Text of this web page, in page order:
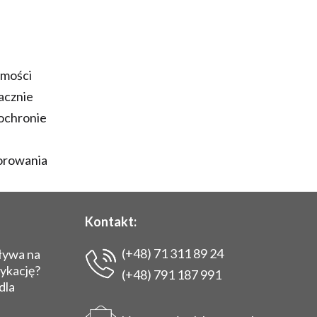
na
Kontakt:
(+48) 71 311 89 24
(+48) 791 187 991